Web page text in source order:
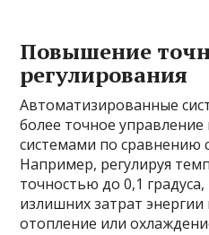
Повышение
регулирования
Автоматизированные
более точное
системами по
Например, регулируя
точностью до 0,1
излишних затрат
отопление или